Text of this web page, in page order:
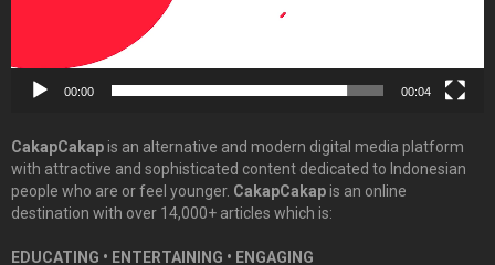
00:00 00:04
CakapCakapis an alternative and modern digital media platform
with attractive and sophisticated content dedicated to Indonesian
people who are or feel younger. CakapCakapis an online
destination with over 14,000+ articles which is:
EDUCATING • ENTERTAINING • ENGAGING